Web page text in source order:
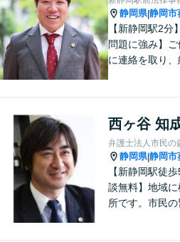
静岡県|静岡市
【新静岡駅2分
問題に強み】
に連絡を取り、
的に行っており
でしたら、お
ださい！
西ヶ谷 知
弁護士法人市民の
静岡県|静岡市
【新静岡駅徒
談無料】地域
所です。市民の